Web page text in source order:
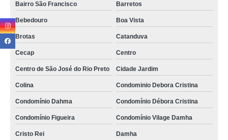
Bairro São Francisco Barretos
Bebedouro Boa Vista
Brotas Catanduva
Cecap Centro
Centro de São José do Rio Preto Cidade Jardim
Colina Condominio Debora Cristina
Condomínio Dahma Condomínio Débora Cristina
Condomínio Figueira Condomínio Vilage Damha
Cristo Rei Damha